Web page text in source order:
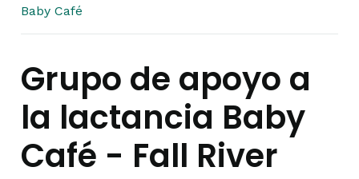
Baby Café
Grupo de apoyo a
la lactancia Baby
Café - Fall River